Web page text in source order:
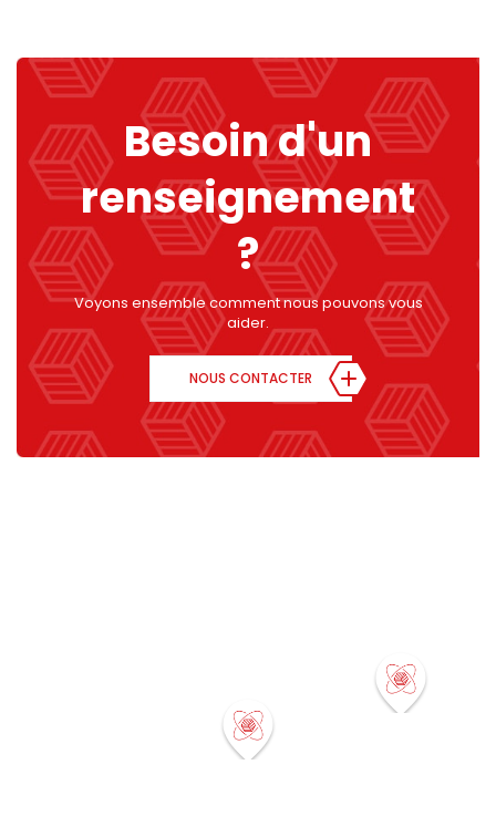
Besoin d'un
renseignement
?
Voyons ensemble comment nous pouvons vous
aider.
NOUS CONTACTER